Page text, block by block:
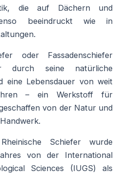
die auf Dächern und
beeindruckt wie in
oder Fassadenschiefer
durch seine natürliche
eine Lebensdauer von weit
– ein Werkstoff für
von der Natur und
Schiefer wurde
von der International
Sciences (IUGS) als